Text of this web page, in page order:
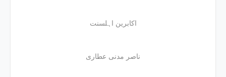
اکابرین اہلسنت
ناصر مدنی عطاری